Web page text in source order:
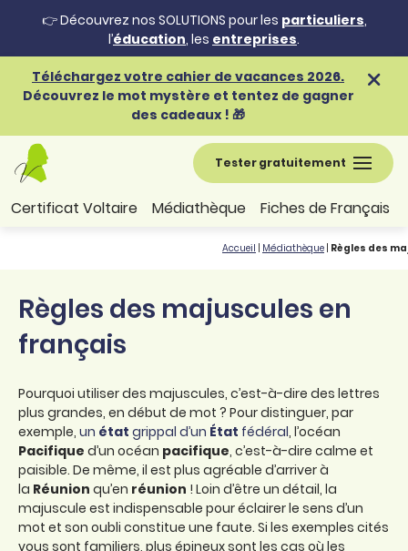
👉 Découvrez nos SOLUTIONS pour les particuliers,
l’éducation, les entreprises.
Téléchargez votre cahier de vacances 2026.
Découvrez le mot mystère et tentez de gagner
des cadeaux ! 🎁
Tester gratuitement
Certificat Voltaire Médiathèque Fiches de Français
Accueil Médiathèque Règles des
Règles des majuscules en
français
Pourquoi utiliser des majuscules, c’est-à-dire des lettres
plus grandes, en début de mot ? Pour distinguer, par
exemple, un état grippal d’un État fédéral, l’océan
Pacifique d’un océan pacifique, c’est-à-dire calme et
paisible. De même, il est plus agréable d’arriver à
la Réunion qu’en réunion ! Loin d’être un détail, la
majuscule est indispensable pour éclairer le sens d’un
mot et son oubli constitue une faute. Si les exemples cités
vous sont familiers, plus épineux sont les cas où les